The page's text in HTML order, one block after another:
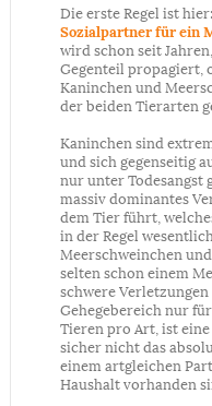
Die erste Regel ist
Sozialpartner für ein
wird schon seit
Gegenteil propagiert,
Kaninchen und
der beiden Tierarten
Kaninchen sind
und sich gegenseitig
nur unter Todesangst
massiv dominantes
dem Tier führt,
in der Regel
Meerschweinchen
selten schon einem
schwere
Gehegebereich nur
Tieren pro Art, ist
sicher nicht das
einem artgleichen
Haushalt vorhanden